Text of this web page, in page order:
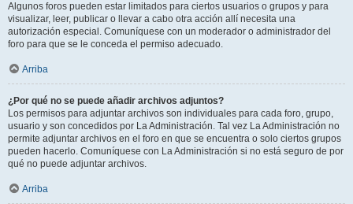
Algunos foros pueden estar limitados para ciertos usuarios o grupos y para
visualizar, leer, publicar o llevar a cabo otra acción allí necesita una
autorización especial. Comuníquese con un moderador o administrador del
foro para que se le conceda el permiso adecuado.
Arriba
¿Por qué no se puede añadir archivos adjuntos?
Los permisos para adjuntar archivos son individuales para cada foro, grupo,
usuario y son concedidos por La Administración. Tal vez La Administración no
permite adjuntar archivos en el foro en que se encuentra o solo ciertos grupos
pueden hacerlo. Comuníquese con La Administración si no está seguro de por
qué no puede adjuntar archivos.
Arriba